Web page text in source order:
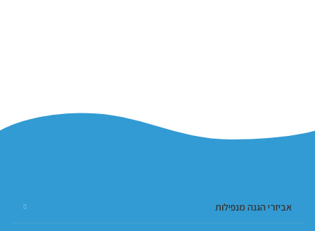
אביזרי הגנה מנפילות